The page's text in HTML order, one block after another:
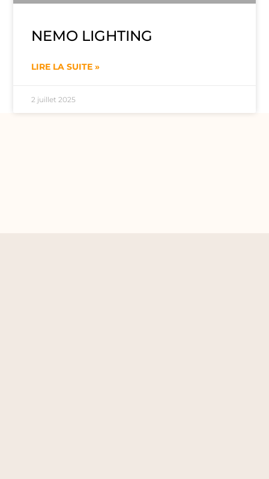
NEMO LIGHTING
LIRE LA SUITE »
2 juillet 2025